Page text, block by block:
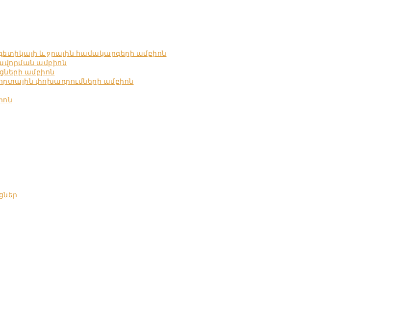
և ջրային համակարգերի ամբիոն
ամբիոն
ամբիոն
փոխադրումների ամբիոն